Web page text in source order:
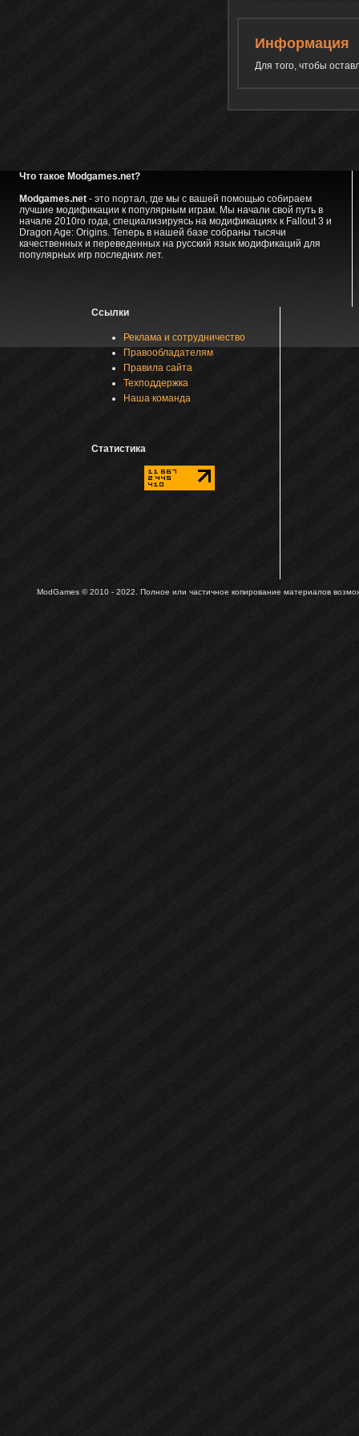
Информация
Для того, чтобы
Что такое Modgames.net?
Modgames.net- это портал, где мы с вашей помощью собираем
лучшие модификации к популярным играм. Мы начали свой путь в
начале 2010го года, специализируясь на модификациях к Fallout 3 и
Dragon Age: Origins. Теперь в нашей базе собраны тысячи
качественных и переведенных на русский язык модификаций для
популярных игр последних лет.
Ссылки
Реклама и сотрудничество
Правообладателям
Правила сайта
Техподдержка
Наша команда
Статистика
ModGames © 2010 - 2022. Полное или частичное копирование материалов